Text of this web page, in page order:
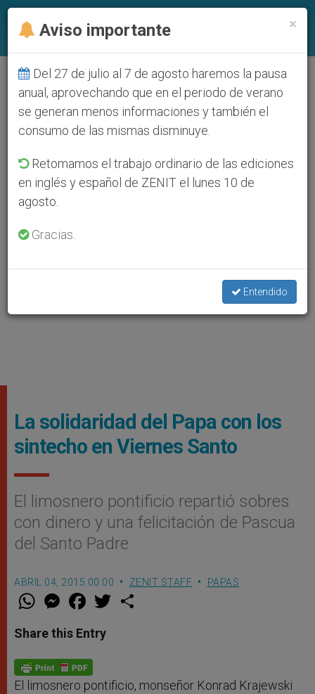
La solidaridad del Papa con los
sintecho en Viernes Santo
El limosnero pontificio repartió sobres
con dinero y una felicitación de Pascua
del Santo Padre
ABRIL 04, 2015 00:00 ZENIT STAFF PAPAS
W
t
s
p
p
M
e
s
e
g
e
r
F
a
e
b
o
k
w
Share this Entry
El limosnero pontificio, monseñor Konrad Krajewski
×
Aviso importante
Del 27 de julio al 7 de agosto haremos la pausa
anual, aprovechando que en el periodo de verano
se generan menos informaciones y también el
consumo de las mismas disminuye.
Retomamos el trabajo ordinario de las ediciones
en inglés y español de ZENIT el lunes 10 de
agosto.
Gracias.
Entendido